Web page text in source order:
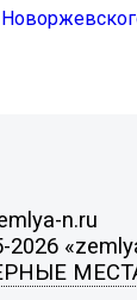
n.ru